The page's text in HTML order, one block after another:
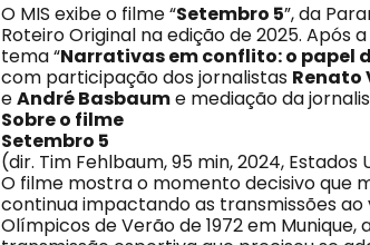
O MIS exibe o filme “Setembro 5”, da
Roteiro Original na edição de 2025. Após
tema “Narrativas em conflito: o papel
com participação dos jornalistas Renato
eAndré Basbaume mediação da
Sobre o filme
Setembro 5
(dir. Tim Fehlbaum, 95 min, 2024,
O filme mostra o momento decisivo que
continua impactando as transmissões
Olímpicos de Verão de 1972 em